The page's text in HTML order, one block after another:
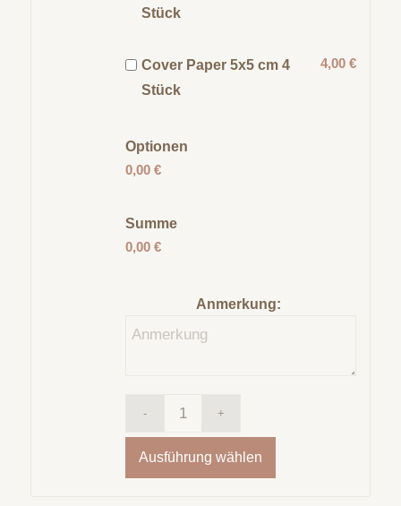
Stück
Cover Paper 5x5 cm 4
Stück
4,00 €
Optionen
0,00 €
Summe
0,00 €
Anmerkung:
Ausführung wählen